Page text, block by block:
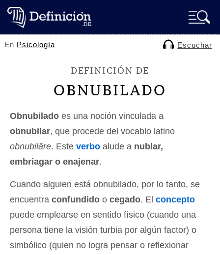
En Psicología Escuchar
DEFINICIÓN DE
OBNUBILADO
Obnubilado es una noción vinculada a
obnubilar, que procede del vocablo latino
obnubilāre. Este verbo alude a nublar,
embriagar o enajenar.
Cuando alguien está obnubilado, por lo tanto, se
encuentra confundido o cegado. El concepto
puede emplearse en sentido físico (cuando una
persona tiene la visión turbia por algún factor) o
simbólico (quien no logra pensar o reflexionar